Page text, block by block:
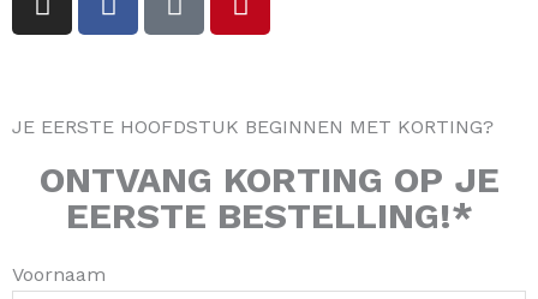
n
g
r
a
m
a
o
o
k
-
i
k
i
r
e
s
t
JE EERSTE HOOFDSTUK BEGINNEN MET KORTING?
ONTVANG KORTING OP JE
EERSTE BESTELLING!*
Voornaam